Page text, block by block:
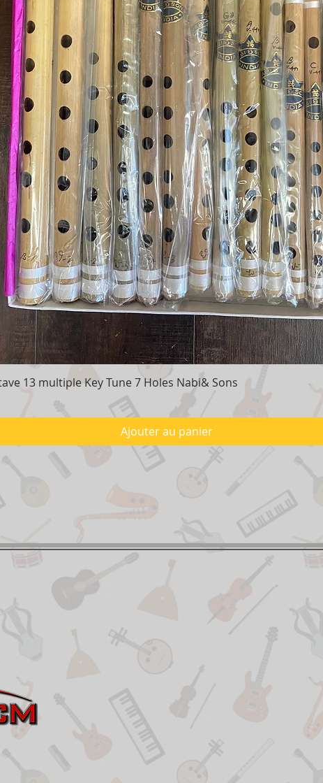
Aperçu rapide
13 multiple Key Tune 7 Holes Nabi& Sons
Ajouter au panier